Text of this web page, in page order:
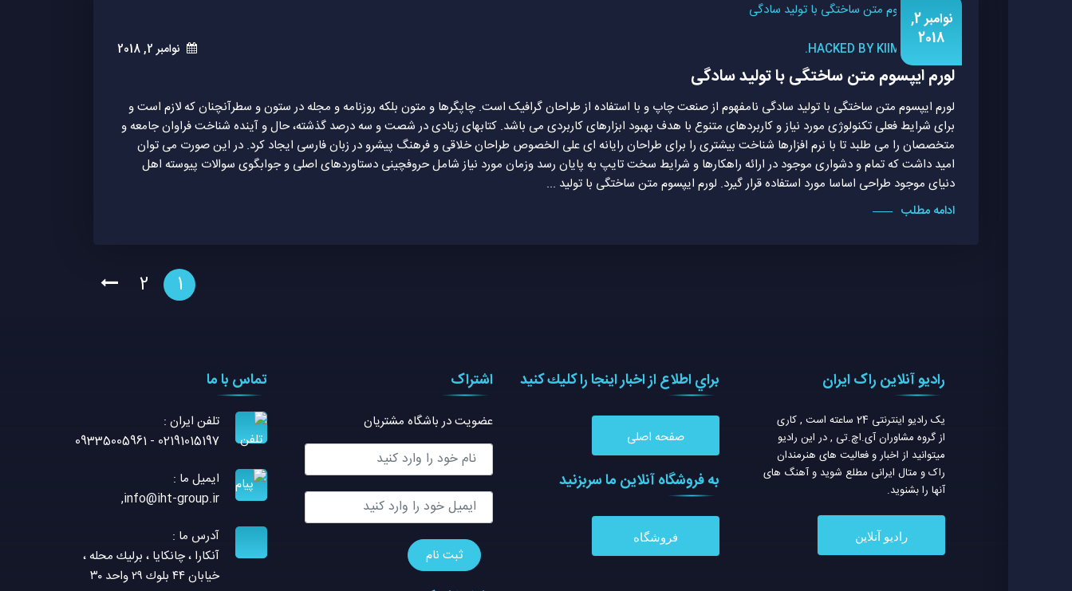
نوامبر 2,
2018
نوامبر 2, 2018 HACKED BY KIIMREALL.
لورم ایپسوم متن ساختگی با تولید سادگی
لورم ایپسوم متن ساختگی با تولید سادگی نامفهوم از صنعت چاپ و با استفاده از طراحان گرافیک است. چاپگرها و متون بلکه روزنامه و مجله در ستون و سطرآنچنان که لازم است و
برای شرایط فعلی تکنولوژی مورد نیاز و کاربردهای متنوع با هدف بهبود ابزارهای کاربردی می باشد. کتابهای زیادی در شصت و سه درصد گذشته، حال و آینده شناخت فراوان جامعه و
متخصصان را می طلبد تا با نرم افزارها شناخت بیشتری را برای طراحان رایانه ای علی الخصوص طراحان خلاقی و فرهنگ پیشرو در زبان فارسی ایجاد کرد. در این صورت می توان
امید داشت که تمام و دشواری موجود در ارائه راهکارها و شرایط سخت تایپ به پایان رسد وزمان مورد نیاز شامل حروفچینی دستاوردهای اصلی و جوابگوی سوالات پیوسته اهل
دنیای موجود طراحی اساسا مورد استفاده قرار گیرد. لورم ایپسوم متن ساختگی با تولید ...
ادامه مطلب
1
2
رادیو آنلاین راک ایران
یک رادیو اینترنتی 24 ساعته است , کاری
از گروه مشاوران آی.اچ.تی , در این رادیو
میتوانید از اخبار و فعالیت های هنرمندان
راک و متال ایرانی مطلع شوید و آهنگ های
آنها را بشنوید.
رادیو آنلاین
براي اطلاع از اخبار اينجا را كليك كنيد
صفحه اصلی
به فروشگاه آنلاين ما سربزنيد
فروشگاه
اشتراک
عضویت در باشگاه مشتریان
تماس با ما
تلفن ايران :
02191015197 - 09335005961
ایمیل ما :
info@iht-group.ir
,
آدرس ما :
آنكارا ، چانكايا ، برليك محله ،
خيابان ٤٤ بلوك ٢٩ واحد ٣٠